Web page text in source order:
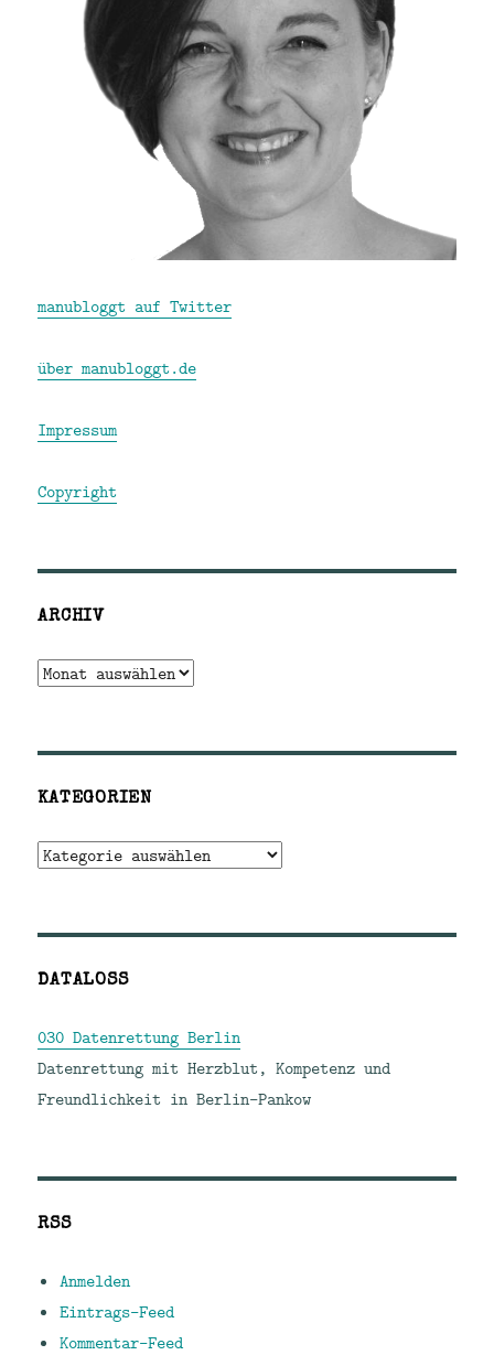
manubloggt auf Twitter
über manubloggt.de
Impressum
Copyright
ARCHIV
Archiv
KATEGORIEN
Kategorien
DATALOSS
030 Datenrettung Berlin
Datenrettung mit Herzblut, Kompetenz und
Freundlichkeit in Berlin-Pankow
RSS
Anmelden
Eintrags-Feed
Kommentar-Feed